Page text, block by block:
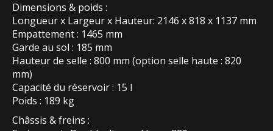
Dimensions & poids :
Longueur x Largeur x Hauteur: 2146 x 818 x 1137 mm
Empattement : 1465 mm
Garde au sol : 185 mm
Hauteur de selle : 800 mm (option selle haute : 820
mm)
Capacité du réservoir : 15 l
Poids : 189 kg
Châssis & freins :